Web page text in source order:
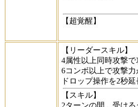
【超覚醒】
【リーダースキル】
4属性以上同時攻撃で
6コンボ以上で攻撃力
ドロップ操作を2秒延
【スキル】
2ターンの間、受け